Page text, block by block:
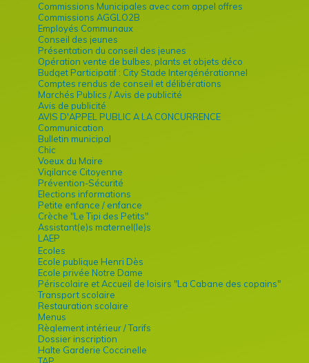
Commissions Municipales avec com appel offres
Commissions AGGLO2B
Employés Communaux
Conseil des jeunes
Présentation du conseil des jeunes
Opération vente de bulbes, plants et objets déco
Budget Participatif : City Stade Intergénérationnel
Comptes rendus de conseil et délibérations
Marchés Publics / Avis de publicité
Avis de publicité
AVIS D'APPEL PUBLIC A LA CONCURRENCE
Communication
Bulletin municipal
Chic
Voeux du Maire
Vigilance Citoyenne
Prévention-Sécurité
Elections informations
Petite enfance / enfance
Crèche "Le Tipi des Petits"
Assistant(e)s maternel(le)s
LAEP
Ecoles
Ecole publique Henri Dès
Ecole privée Notre Dame
Périscolaire et Accueil de loisirs "La Cabane des copains"
Transport scolaire
Restauration scolaire
Menus
Règlement intérieur / Tarifs
Dossier inscription
Halte Garderie Coccinelle
TAP